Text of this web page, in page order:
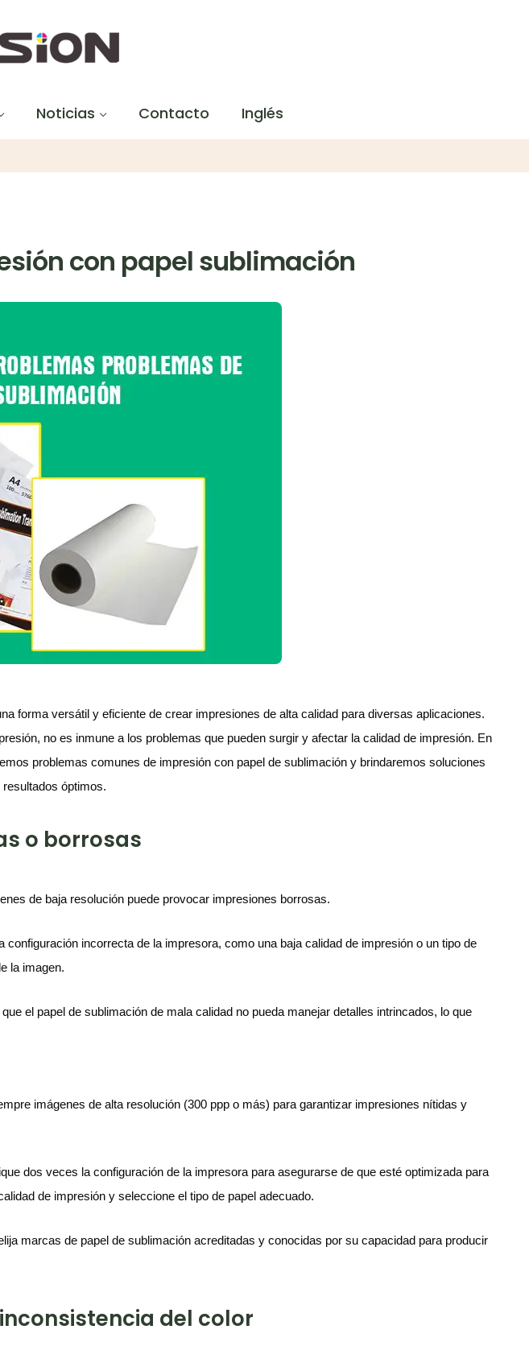
Noticias Contacto Inglés
con papel sublimación
forma versátil y eficiente de crear impresiones de alta calidad para diversas aplicaciones.
no es inmune a los problemas que pueden surgir y afectar la calidad de impresión. En
problemas comunes de impresión con papel de sublimación y brindaremos soluciones
óptimos.
o borrosas
de baja resolución puede provocar impresiones borrosas.
incorrecta de la impresora, como una baja calidad de impresión o un tipo de
la imagen.
el papel de sublimación de mala calidad no pueda manejar detalles intrincados, lo que
imágenes de alta resolución (300 ppp o más) para garantizar impresiones nítidas y
dos veces la configuración de la impresora para asegurarse de que esté optimizada para
de impresión y seleccione el tipo de papel adecuado.
marcas de papel de sublimación acreditadas y conocidas por su capacidad para producir
del color